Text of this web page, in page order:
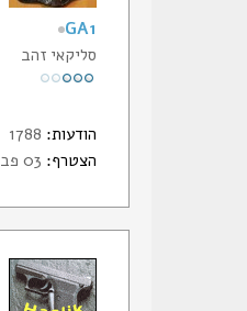
GA1
סליקאי זהב
הודעות:
הצטרף: